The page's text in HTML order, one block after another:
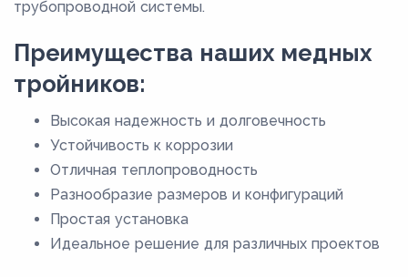
трубопроводной системы.
Преимущества наших медных
тройников:
Высокая надежность и долговечность
Устойчивость к коррозии
Отличная теплопроводность
Разнообразие размеров и конфигураций
Простая установка
Идеальное решение для различных проектов